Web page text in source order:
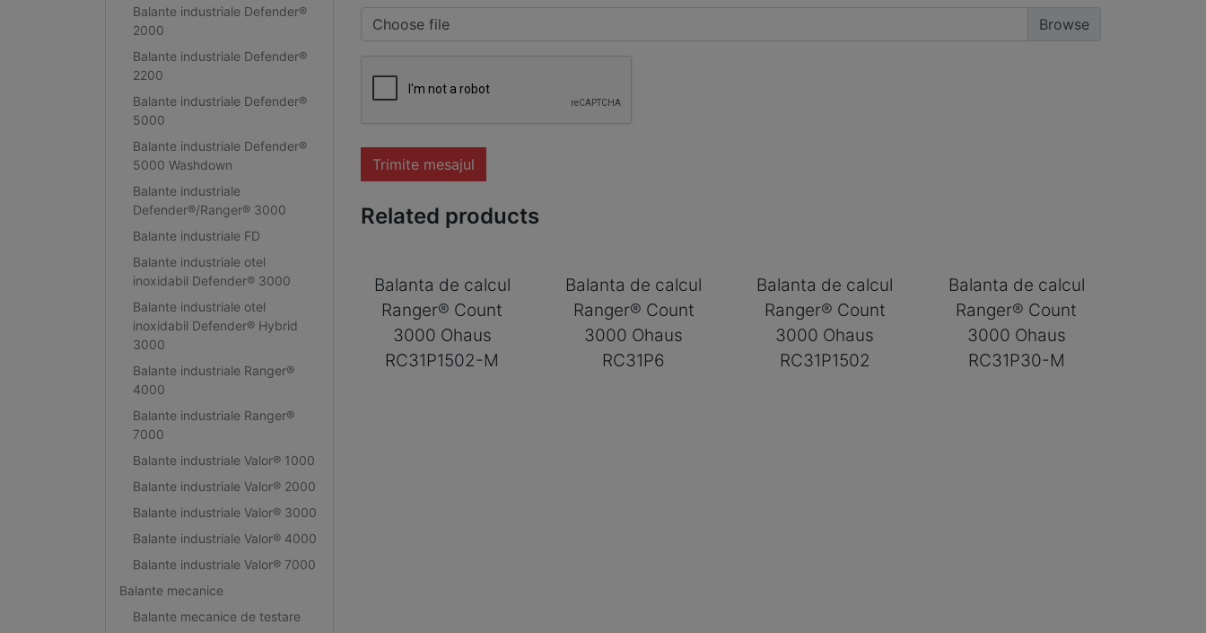
Balante industriale Defender®
2000
Balante industriale Defender®
2200
Balante industriale Defender®
5000
Balante industriale Defender®
5000 Washdown
Balante industriale
Defender®/Ranger® 3000
Balante industriale FD
Balante industriale otel
inoxidabil Defender® 3000
Balante industriale otel
inoxidabil Defender® Hybrid
3000
Balante industriale Ranger®
4000
Balante industriale Ranger®
7000
Balante industriale Valor® 1000
Balante industriale Valor® 2000
Balante industriale Valor® 3000
Balante industriale Valor® 4000
Balante industriale Valor® 7000
Balante mecanice
Balante mecanice de testare
Choose file
Trimite mesajul
Related products
Balanta de calcul
Ranger® Count
3000 Ohaus
RC31P1502-M
Balanta de calcul
Ranger® Count
3000 Ohaus
RC31P6
Balanta de calcul
Ranger® Count
3000 Ohaus
RC31P1502
Balanta de calcul
Ranger® Count
3000 Ohaus
RC31P30-M